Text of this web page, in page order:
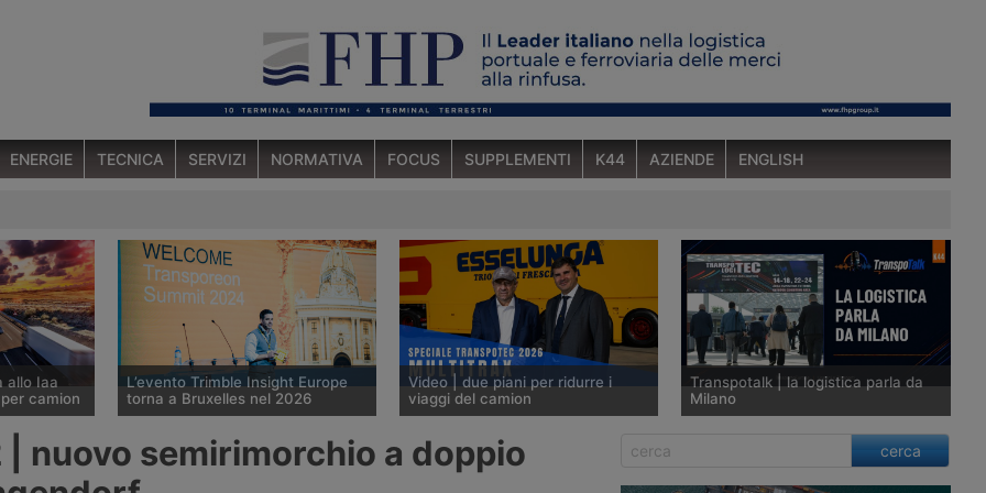
ENERGIE TECNICA SERVIZI NORMATIVA FOCUS SUPPLEMENTI K44 AZIENDE ENGLISH
allo Iaa
camion
2026
L’evento Trimble Insight Europe
torna a Bruxelles nel 2026
annuale di Transporeon dedicato
Video | due piani per ridurre i
viaggi del camion
Transpotec 2026 un semirimorchio
a due piani che Italtrans usa per
Transpotalk | la logistica parla da
Milano
Il 13 maggio 2026 inizierà il
Transpotec 2026, che K44 seguirà
| nuovo semirimorchio a doppio
cerca